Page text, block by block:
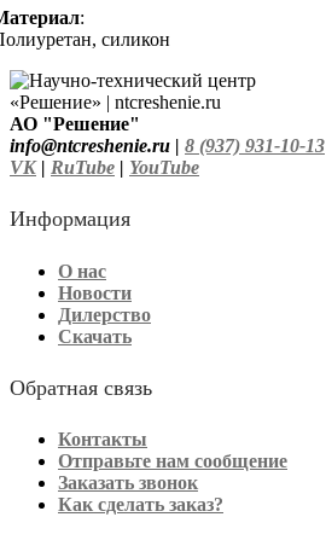
:
силикон
АО "Решение"
info@ntcreshenie.ru | 8 (937) 931-10-13
VK| RuTube | YouTube
Информация
О нас
Новости
Дилерство
Скачать
Обратная связь
Контакты
Отправьте нам сообщение
Заказать звонок
Как сделать заказ?